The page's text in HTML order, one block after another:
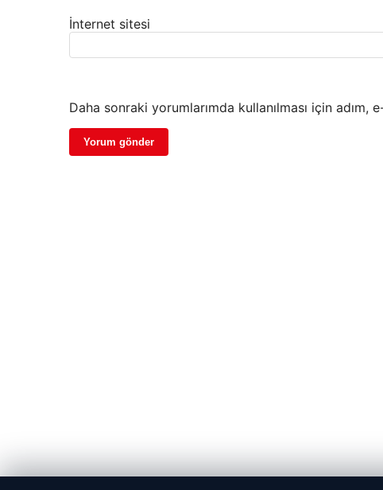
İnternet sitesi
Daha sonraki yorumlarımda kullanılması için